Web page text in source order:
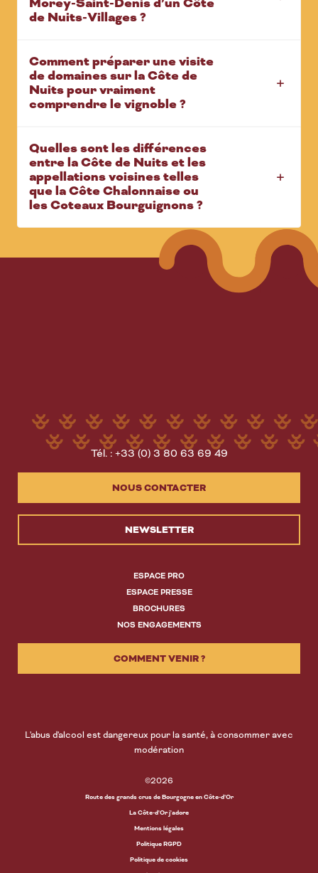
de Nuits-Villages ?
Comment préparer une visite
de domaines sur la Côte de
Nuits pour vraiment
comprendre le vignoble ?
Quelles sont les différences
entre la Côte de Nuits et les
appellations voisines telles
que la Côte Chalonnaise ou
les Coteaux Bourguignons ?
Tél. : +33 (0) 3 80 63 69 49
NOUS CONTACTER
NEWSLETTER
ESPACE PRO
ESPACE PRESSE
BROCHURES
NOS ENGAGEMENTS
COMMENT VENIR ?
L'abus d'alcool est dangereux pour la santé, à consommer avec
modération
©2026
Route des grands crus de Bourgogne en Côte-d’Or
La Côte-d'Or j'adore
Mentions légales
Politique RGPD
Politique de cookies